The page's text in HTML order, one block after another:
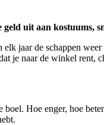
geld uit aan
jaar de schappen
je naar de winkel rent,
Hoe enger, hoe